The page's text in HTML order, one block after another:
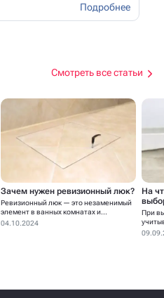
Подробнее
Смотреть все статьи
Зачем нужен ревизионный люк?
Ревизионный люк — это незаменимый
элемент в ванных комнатах и...
04.10.2024
На
При